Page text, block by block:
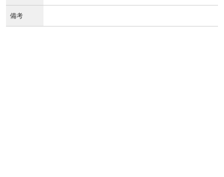
備考